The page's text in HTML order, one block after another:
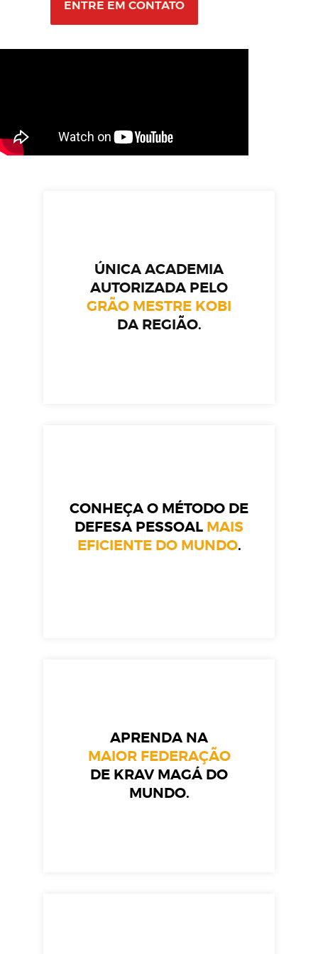
ENTRE EM CONTATO
ÚNICA ACADEMIA
AUTORIZADA PELO
GRÃO MESTRE KOBI
DA REGIÃO.
CONHEÇA O MÉTODO DE
DEFESA PESSOAL MAIS
EFICIENTE DO MUNDO.
APRENDA NA
MAIOR FEDERAÇÃO
DE KRAV MAGÁ DO
MUNDO.